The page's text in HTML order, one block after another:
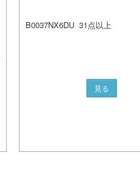
B0037NX6DU 31点以上
見る